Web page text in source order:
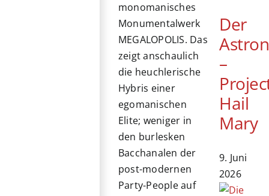
monomanisches
Monumentalwerk
MEGALOPOLIS. Das
zeigt anschaulich
die heuchlerische
Hybris einer
egomanischen
Elite; weniger in
den burlesken
Bacchanalen der
post-modernen
Party-People auf
Der
–
Hail
Mary
9. Juni
2026